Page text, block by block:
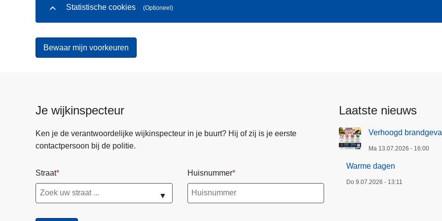
Statistische cookies (Optioneel)
Je wijkinspecteur
Ken je de verantwoordelijke wijkinspecteur in je buurt? Hij of zij is je eerste
contactpersoon bij de politie.
Straat
▼
Huisnummer
Laatste nieuws
Verhoogd
Ma 13.07.2026 - 16:00
Warme dagen
Do 9.07.2026 - 13:11